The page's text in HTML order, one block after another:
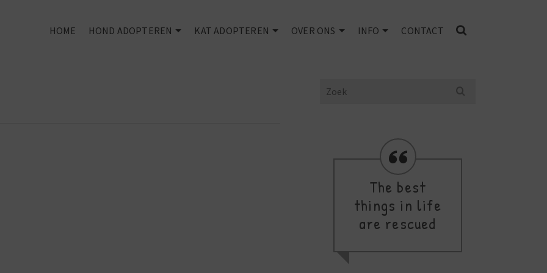
HOME HOND ADOPTEREN KAT ADOPTEREN OVER ONS INFO CONTACT
Search
The best
things in life
are rescued